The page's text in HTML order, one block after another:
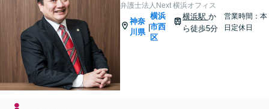
弁護士法人Next 横浜オフィス
神奈
川県
|
横浜
市西
区
横浜駅 か
ら徒歩5分
営業時間：本
日定休日